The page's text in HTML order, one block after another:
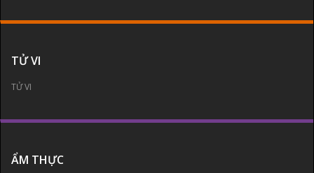
TỬ VI
TỬ VI
ẨM THỰC